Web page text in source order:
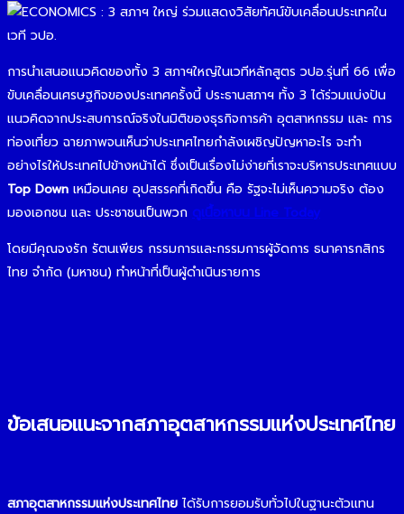
การนำเสนอแนวคิดของทั้ง 3 สภาฯใหญ่ในเวทีหลักสูตร วปอ.รุ่นที่ 66 เพื่อ
ขับเคลื่อนเศรษฐกิจของประเทศครั้งนี้ ประธานสภาฯ ทั้ง 3 ได้ร่วมแบ่งปัน
แนวคิดจากประสบการณ์จริงในมิติของธุรกิจการค้า อุตสาหกรรม และ การ
ท่องเที่ยว ฉายภาพจนเห็นว่าประเทศไทยกำลังเผชิญปัญหาอะไร จะทำ
อย่างไรให้ประเทศไปข้างหน้าได้ ซึ่งเป็นเรื่องไม่ง่ายที่เราจะบริหารประเทศแบบ
Top Down เหมือนเคย อุปสรรคที่เกิดขึ้น คือ รัฐจะไม่เห็นความจริง ต้อง
มองเอกชน และ ประชาชนเป็นพวก ดูเนื้อหาบน Line Today
โดยมีคุณจงรัก รัตนเพียร กรรมการและกรรมการผู้จัดการ ธนาคารกสิกร
ไทย จำกัด (มหาชน) ทำหน้าที่เป็นผู้ดำเนินรายการ
ข้อเสนอแนะจากสภาอุตสาหกรรมแห่งประเทศไทย
สภาอุตสาหกรรมแห่งประเทศไทย ได้รับการยอมรับทั่วไปในฐานะตัวแทน